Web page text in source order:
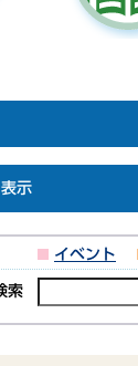
示
イベント
索